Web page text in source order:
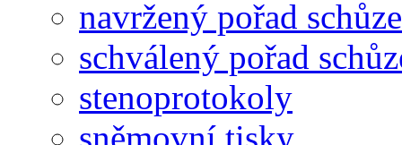
navržený pořad schůze
schválený pořad
stenoprotokoly
sněmovní tisky